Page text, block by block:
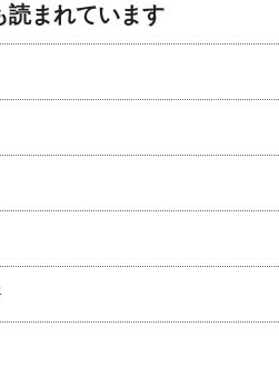
読まれています